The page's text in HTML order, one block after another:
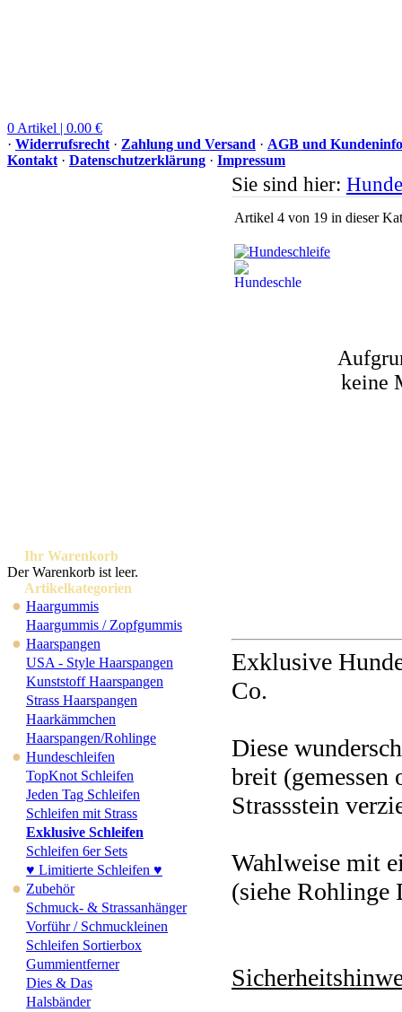
0 Artikel | 0.00 €
· Widerrufsrecht · Zahlung und Versand · AGB und
Kontakt · Datenschutzerklärung · Impressum
Ihr Warenkorb
Der Warenkorb ist leer.
Artikelkategorien
● Haargummis
Haargummis / Zopfgummis
● Haarspangen
USA - Style Haarspangen
Kunststoff Haarspangen
Strass Haarspangen
Haarkämmchen
Haarspangen/Rohlinge
● Hundeschleifen
TopKnot Schleifen
Jeden Tag Schleifen
Schleifen mit Strass
Exklusive Schleifen
Schleifen 6er Sets
♥ Limitierte Schleifen ♥
● Zubehör
Schmuck- & Strassanhänger
Vorführ / Schmuckleinen
Schleifen Sortierbox
Gummientferner
Dies & Das
Halsbänder
Sie sind hier:
Artikel 4 von 19 in dieser
keine
Exklusive
Co.
Diese
breit
Strassstein
Wahlweise mit
(siehe Rohlinge